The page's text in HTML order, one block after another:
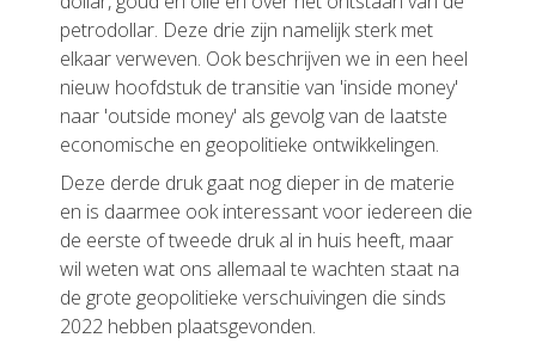
petrodollar. Deze drie zijn namelijk sterk met
elkaar verweven. Ook beschrijven we in een heel
nieuw hoofdstuk de transitie van 'inside money'
naar 'outside money' als gevolg van de laatste
economische en geopolitieke ontwikkelingen.
Deze derde druk gaat nog dieper in de materie
en is daarmee ook interessant voor iedereen die
de eerste of tweede druk al in huis heeft, maar
wil weten wat ons allemaal te wachten staat na
de grote geopolitieke verschuivingen die sinds
2022 hebben plaatsgevonden.